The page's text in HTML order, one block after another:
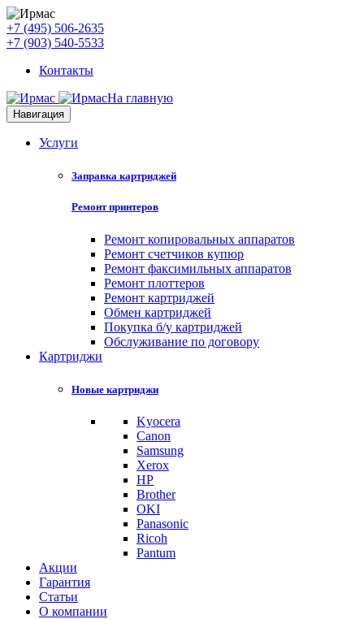
+7 (495) 506-2635
+7 (903) 540-5533
Контакты
На главную
Навигация
Услуги
Заправка картриджей
Ремонт принтеров
Ремонт копировальных аппаратов
Ремонт счетчиков купюр
Ремонт факсимильных аппаратов
Ремонт плоттеров
Ремонт картриджей
Обмен картриджей
Покупка б/у картриджей
Обслуживание по договору
Картриджи
Новые картриджи
Kyocera
Canon
Samsung
Xerox
HP
Brother
OKI
Panasonic
Ricoh
Pantum
Акции
Гарантия
Статьи
О компании